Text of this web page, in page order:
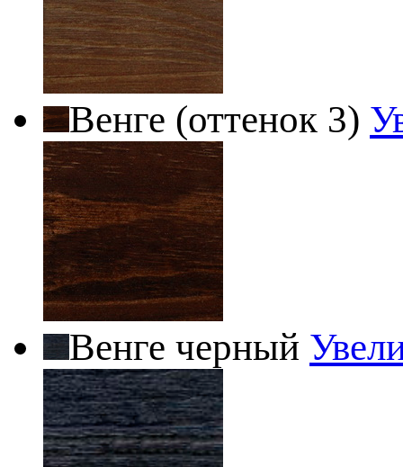
Венге (оттенок 3)
Венге черный